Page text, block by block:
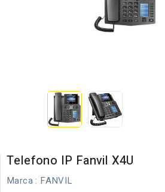
Telefono IP Fanvil X4U
Marca : FANVIL